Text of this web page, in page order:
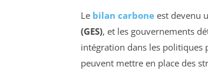
Le bilan carbone est devenu
(GES), et les gouvernements
intégration dans les politiques
peuvent mettre en place des